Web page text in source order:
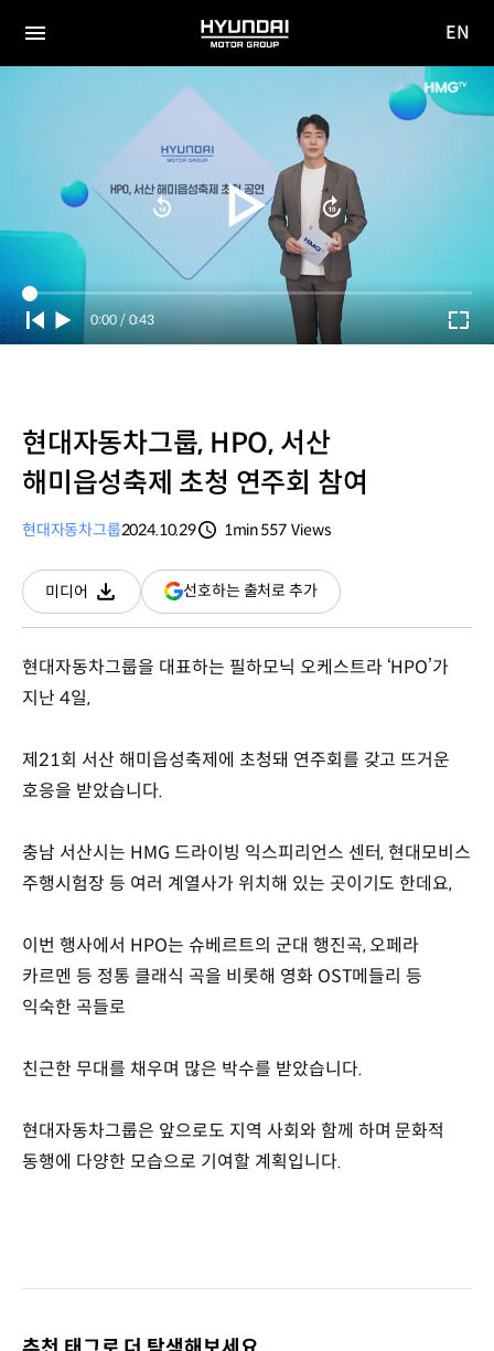
전체
HYUNDAI
MOTOR
사이
이동
EN
Current
Time
0:00 / Duration
0:43
현대자동차그룹, HPO, 서산
해미읍성축제 초청 연주회 참여
현대자동차그룹2024.10.29
1min557 Views
미디어
다운로드
선호하는 출처로 추가(새
창
현대자동차그룹을 대표하는 필하모닉 오케스트라 ‘HPO’가
지난 4일,
제21회 서산 해미읍성축제에 초청돼 연주회를 갖고 뜨거운
호응을 받았습니다.
충남 서산시는 HMG 드라이빙 익스피리언스 센터, 현대모비스
주행시험장 등 여러 계열사가 위치해 있는 곳이기도 한데요,
이번 행사에서 HPO는 슈베르트의 군대 행진곡, 오페라
카르멘 등 정통 클래식 곡을 비롯해 영화 OST메들리 등
익숙한 곡들로
친근한 무대를 채우며 많은 박수를 받았습니다.
현대자동차그룹은 앞으로도 지역 사회와 함께 하며 문화적
동행에 다양한 모습으로 기여할 계획입니다.